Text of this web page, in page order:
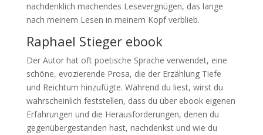
nachdenklich machendes Lesevergnügen, das lange
nach meinem Lesen in meinem Kopf verblieb.
Raphael Stieger ebook
Der Autor hat oft poetische Sprache verwendet, eine
schöne, evozierende Prosa, die der Erzählung Tiefe
und Reichtum hinzufügte. Während du liest, wirst du
wahrscheinlich feststellen, dass du über ebook eigenen
Erfahrungen und die Herausforderungen, denen du
gegenübergestanden hast, nachdenkst und wie du